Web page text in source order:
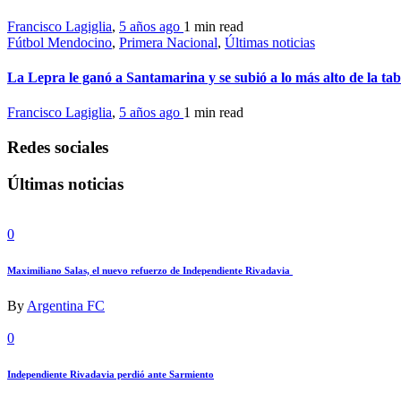
Francisco Lagiglia, 5 años ago 1 min read
Fútbol Mendocino, Primera Nacional, Últimas noticias
La Lepra le ganó a Santamarina y se subió a lo más alto de la
Francisco Lagiglia, 5 años ago 1 min read
Redes sociales
Últimas noticias
0
Maximiliano Salas, el nuevo refuerzo de Independiente Rivadavia
By Argentina FC
0
Independiente Rivadavia perdió ante Sarmiento